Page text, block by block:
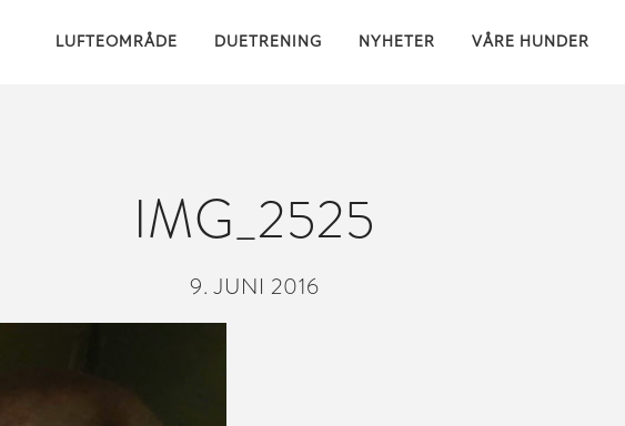
LUFTEOMRÅDE DUETRENING NYHETER VÅRE HUNDER
IMG_2525
9. JUNI 2016